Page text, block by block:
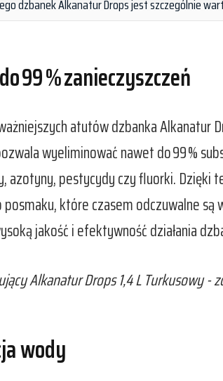
dzbanek Alkanatur Drops jest szczególnie
99 % zanieczyszczeń
atutów dzbanka Alkanatur
wyeliminować nawet do 99 %
azotyny, pestycydy czy fluorki. Dzięki
które czasem odczuwalne
jakość i efektywność działania
Alkanatur Drops 1,4 L Turkusowy -
wody